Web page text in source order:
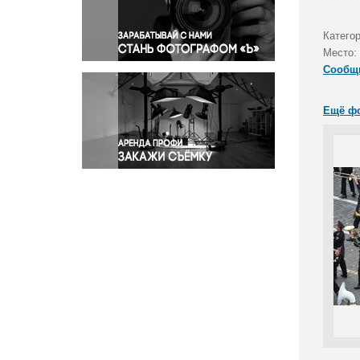
Правосудие
Происшествия и конфликты
Религия
Светская жизнь
Спорт
Экология
Экономика и бизнес
Место:
Ещё